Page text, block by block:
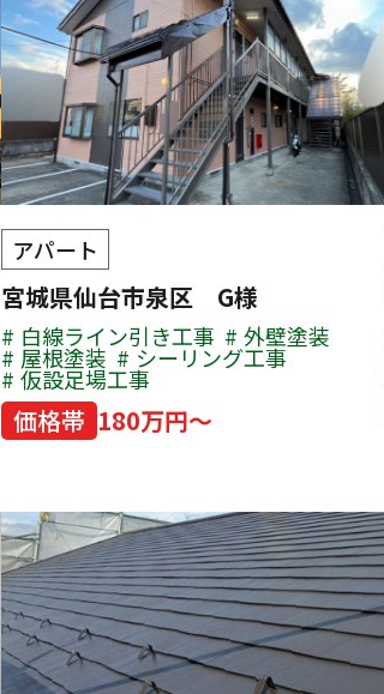
アパート
宮城県仙台市泉区 G様
白線ライン引き工事 外壁塗装
屋根塗装 シーリング工事
仮設足場工事
価格帯 180万円～